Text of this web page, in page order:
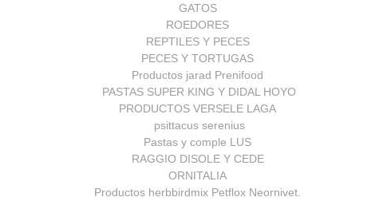
GATOS
ROEDORES
REPTILES Y PECES
PECES Y TORTUGAS
Productos jarad Prenifood
PASTAS SUPER KING Y DIDAL HOYO
PRODUCTOS VERSELE LAGA
psittacus serenius
Pastas y comple LUS
RAGGIO DISOLE Y CEDE
ORNITALIA
Productos herbbirdmix Petflox Neornivet.